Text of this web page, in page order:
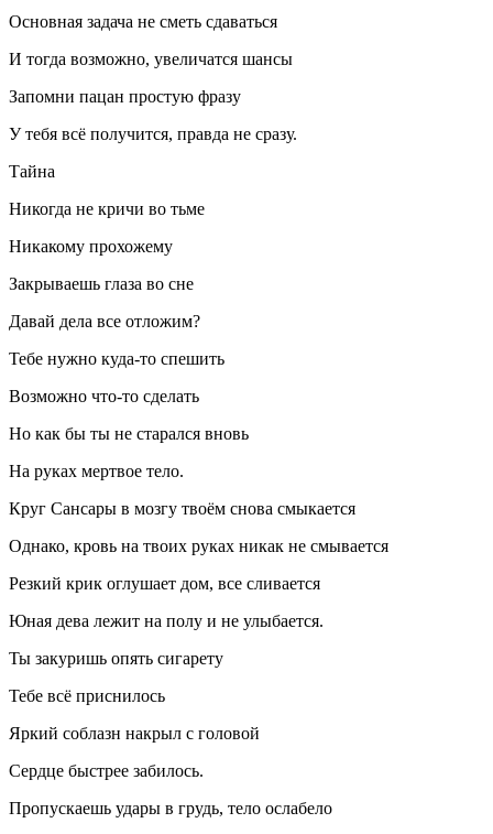
Основная задача не сметь сдаваться
И тогда возможно, увеличатся шансы
Запомни пацан простую фразу
У тебя всё получится, правда не сразу.
Тайна
Никогда не кричи во тьме
Никакому прохожему
Закрываешь глаза во сне
Давай дела все отложим?
Тебе нужно куда-то спешить
Возможно что-то сделать
Но как бы ты не старался вновь
На руках мертвое тело.
Круг Сансары в мозгу твоём снова смыкается
Однако, кровь на твоих руках никак не смывается
Резкий крик оглушает дом, все сливается
Юная дева лежит на полу и не улыбается.
Ты закуришь опять сигарету
Тебе всё приснилось
Яркий соблазн накрыл с головой
Сердце быстрее забилось.
Пропускаешь удары в грудь, тело ослабело